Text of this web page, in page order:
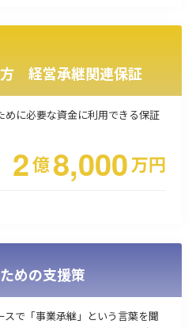
経営承継関連保証
に必要な資金に利用できる保証
2億8,000万円
めの支援策
で「事業承継」という言葉を聞